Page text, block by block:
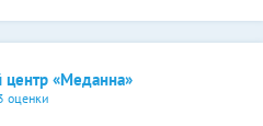
«Меданна»
оценки